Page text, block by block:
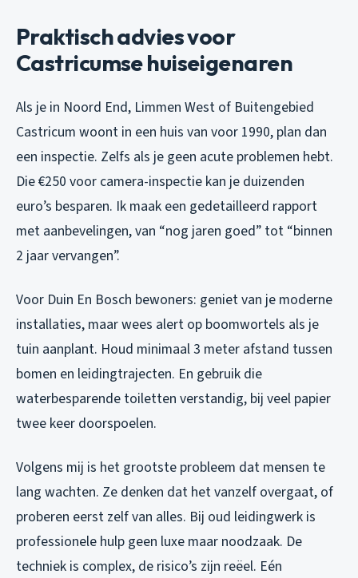
Praktisch advies voor
Castricumse huiseigenaren
Als je in Noord End, Limmen West of Buitengebied
Castricum woont in een huis van voor 1990, plan dan
een inspectie. Zelfs als je geen acute problemen hebt.
Die €250 voor camera-inspectie kan je duizenden
euro’s besparen. Ik maak een gedetailleerd rapport
met aanbevelingen, van “nog jaren goed” tot “binnen
2 jaar vervangen”.
Voor Duin En Bosch bewoners: geniet van je moderne
installaties, maar wees alert op boomwortels als je
tuin aanplant. Houd minimaal 3 meter afstand tussen
bomen en leidingtrajecten. En gebruik die
waterbesparende toiletten verstandig, bij veel papier
twee keer doorspoelen.
Volgens mij is het grootste probleem dat mensen te
lang wachten. Ze denken dat het vanzelf overgaat, of
proberen eerst zelf van alles. Bij oud leidingwerk is
professionele hulp geen luxe maar noodzaak. De
techniek is complex, de risico’s zijn reëel. Eén